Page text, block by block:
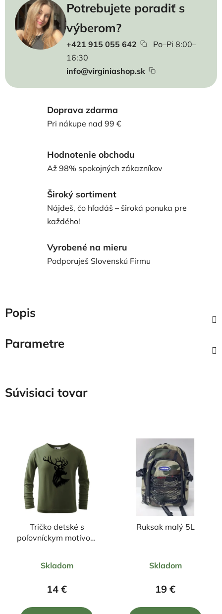
Potrebujete poradiť s
výberom?
+421 915 055 642
Po–Pi 8:00–
16:30
info@virginiashop.sk
Doprava zdarma
Pri nákupe nad 99 €
Hodnotenie obchodu
Až 98% spokojných zákazníkov
Široký sortiment
Nájdeš, čo hľadáš – široká ponuka pre
každého!
Vyrobené na mieru
Podporuješ Slovenskú Firmu
Popis
Parametre
Súvisiaci tovar
Tričko detské s
poľovníckym motívom
hodnotenie
produktu
5,0
Skladom
14 €
Ruksak malý 5L
hodnotenie
produktu
5,0
Skladom
19 €